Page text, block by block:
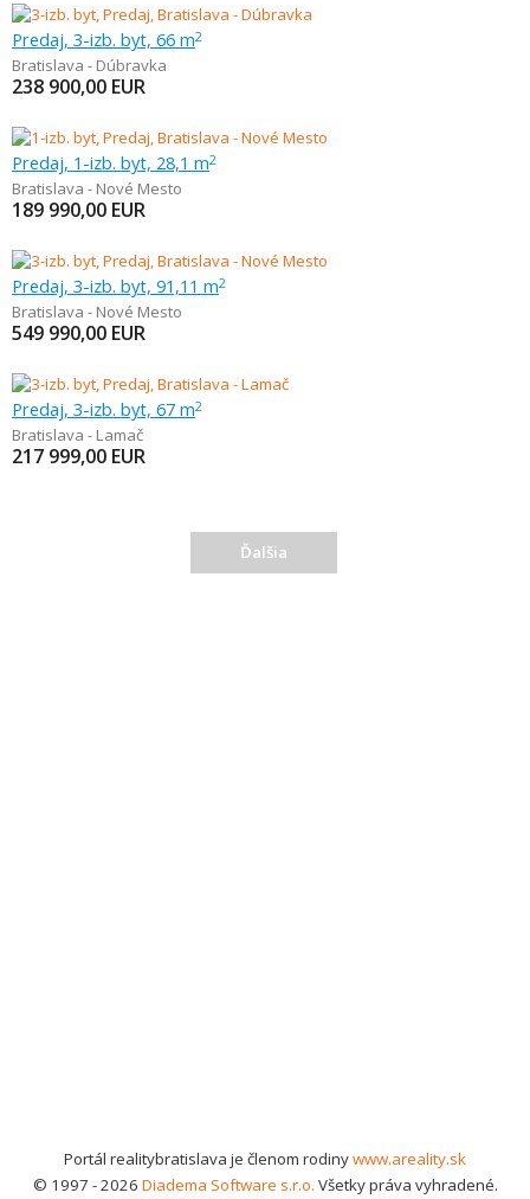
Predaj, 3-izb. byt, 66 m2
Bratislava - Dúbravka
238 900,00 EUR
Predaj, 1-izb. byt, 28,1 m2
Bratislava - Nové Mesto
189 990,00 EUR
Predaj, 3-izb. byt, 91,11 m2
Bratislava - Nové Mesto
549 990,00 EUR
Predaj, 3-izb. byt, 67 m2
Bratislava - Lamač
217 999,00 EUR
Ďalšia
Portál realitybratislava je členom rodinywww.areality.sk
© 1997 - 2026 Diadema Software s.r.o. Všetky práva vyhradené.